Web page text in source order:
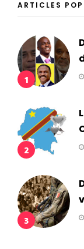
ARTICLES
1
2
3